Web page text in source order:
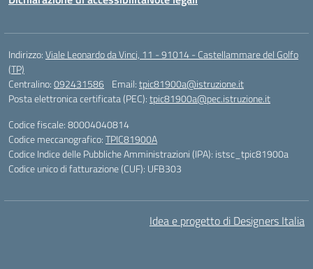
Indirizzo:Viale Leonardo da Vinci, 11 - 91014 - Castellammare del Golfo
(TP)
Centralino:092431586 Email:tpic81900a@istruzione.it
Posta elettronica certificata (PEC):tpic81900a@pec.istruzione.it
Codice fiscale: 80004040814
Codice meccanografico:TPIC81900A
Codice Indice delle Pubbliche Amministrazioni (IPA): istsc_tpic81900a
Codice unico di fatturazione (CUF): UFB303
Idea e progetto di Designers Italia